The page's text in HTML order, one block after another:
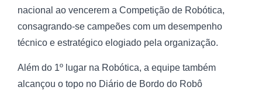
nacional ao vencerem a Competição de Robótica,
consagrando-se campeões com um desempenho
técnico e estratégico elogiado pela organização.
Além do 1º lugar na Robótica, a equipe também
alcançou o topo no Diário de Bordo do Robô